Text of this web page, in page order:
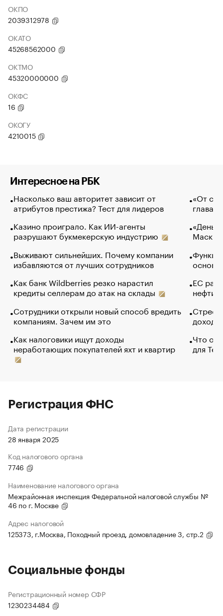
ОКПО
2039312978
ОКАТО
45268562000
ОКТМО
45320000000
ОКФС
16
ОКОГУ
4210015
Интересное на РБК
Насколько ваш авторитет зависит от
атрибутов престижа? Тест для лидеров
Казино проиграло. Как ИИ-агенты
разрушают букмекерскую индустрию
Выживают сильнейших. Почему компании
избавляются от лучших сотрудников
Как банк Wildberries резко нарастил
кредиты селлерам до атак на склады
Сотрудники открыли новый способ вредить
компаниям. Зачем им это
Как налоговики ищут доходы
неработающих покупателей яхт и квартир
«От
глава
Маск в
основ
ЕС
нефти
Что
для
Регистрация ФНС
Дата регистрации
28 января 2025
Код налогового органа
7746
Наименование налогового органа
Межрайонная инспекция Федеральной налоговой службы №
46 по г. Москве
Адрес налоговой
125373, г.Москва, Походный проезд, домовладение 3, стр.2
Социальные фонды
Регистрационный номер СФР
1230234484